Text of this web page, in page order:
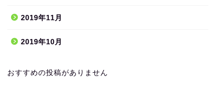
2019年11月
2019年10月
おすすめの投稿がありません